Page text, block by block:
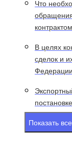
Что
контрактом
В целях
сделок и
Показать